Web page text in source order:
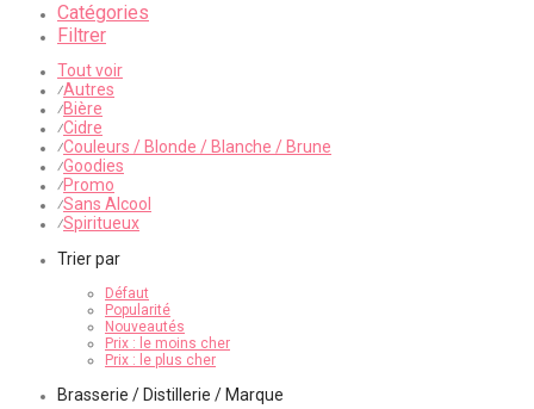
Catégories
Filtrer
Tout voir
⁄Autres
⁄Bière
⁄Cidre
⁄Couleurs / Blonde / Blanche / Brune
⁄Goodies
⁄Promo
⁄Sans Alcool
⁄Spiritueux
Trier par
Défaut
Popularité
Nouveautés
Prix : le moins cher
Prix : le plus cher
Brasserie / Distillerie / Marque